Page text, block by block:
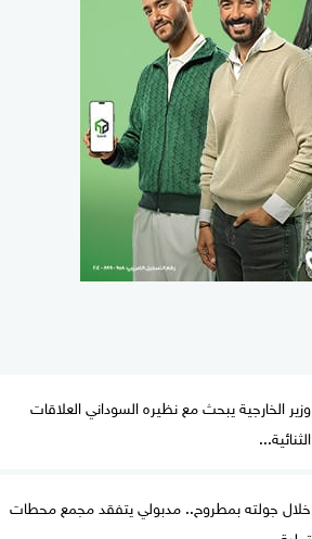
وزير الخارجية يبحث مع نظيره السوداني العلاقات
الثنائية...
خلال جولته بمطروح.. مدبولي يتفقد مجمع محطات